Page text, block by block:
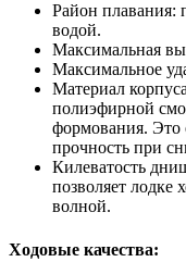
Район плавания:
водой.
Максимальная
Максимальное
Материал
полиэфирной
формования. Это
прочность при
Килеватость
позволяет лодке
волной.
Ходовые качества: